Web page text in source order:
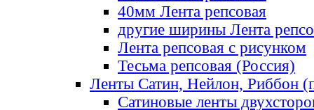
40мм Лента репсовая
другие ширины Лента
Лента репсовая с рисунком
Тесьма репсовая (Россия)
Ленты Сатин, Нейлон, Риббон
Сатиновые ленты